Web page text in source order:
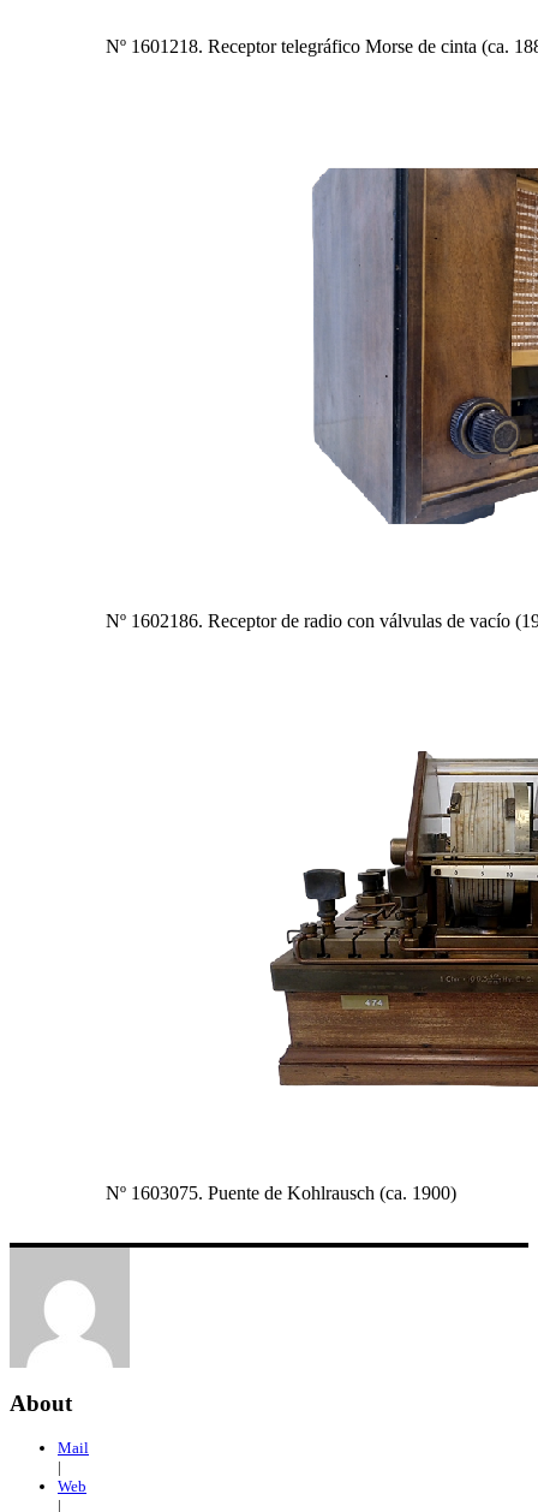
Nº 1601218. Receptor telegráfico Morse de cinta (ca.
Nº 1602186. Receptor de radio con válvulas de vacío
Nº 1603075. Puente de Kohlrausch (ca. 1900)
About
Mail
|
Web
|